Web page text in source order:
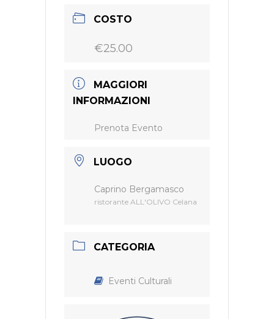
COSTO
€25.00
MAGGIORI
INFORMAZIONI
Prenota Evento
LUOGO
Caprino Bergamasco
ristorante ALL'OLIVO Celana
CATEGORIA
Eventi Culturali